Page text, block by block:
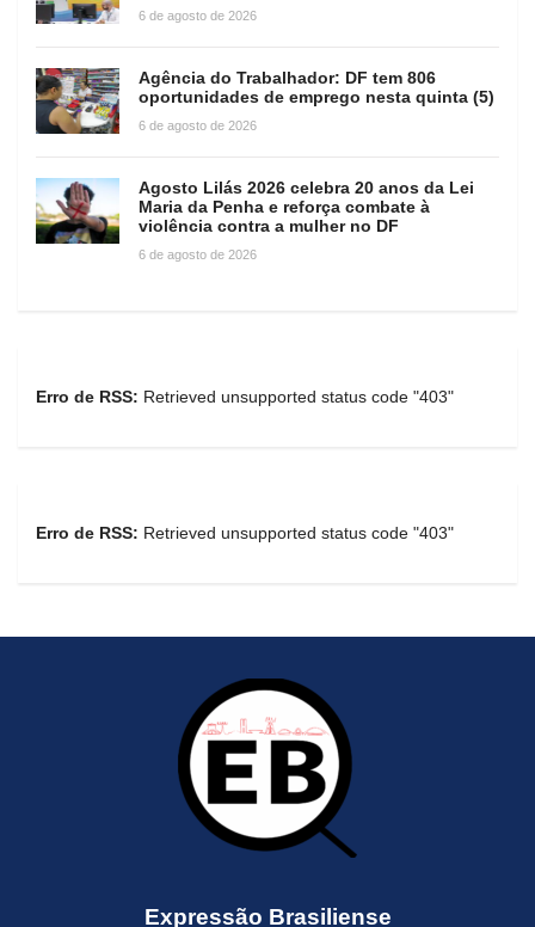
6 de agosto de 2026
Agência do Trabalhador: DF tem 806
oportunidades de emprego nesta quinta (5)
6 de agosto de 2026
Agosto Lilás 2026 celebra 20 anos da Lei
Maria da Penha e reforça combate à
violência contra a mulher no DF
6 de agosto de 2026
Erro de RSS: Retrieved unsupported status code "403"
Erro de RSS: Retrieved unsupported status code "403"
Expressão Brasiliense